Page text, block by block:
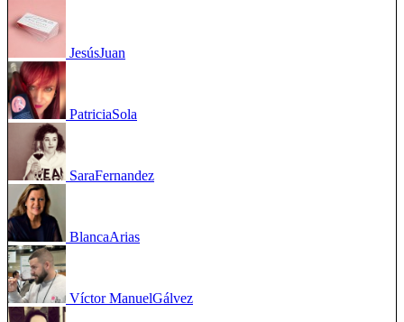
JesúsJuan
PatriciaSola
SaraFernandez
BlancaArias
Víctor ManuelGálvez